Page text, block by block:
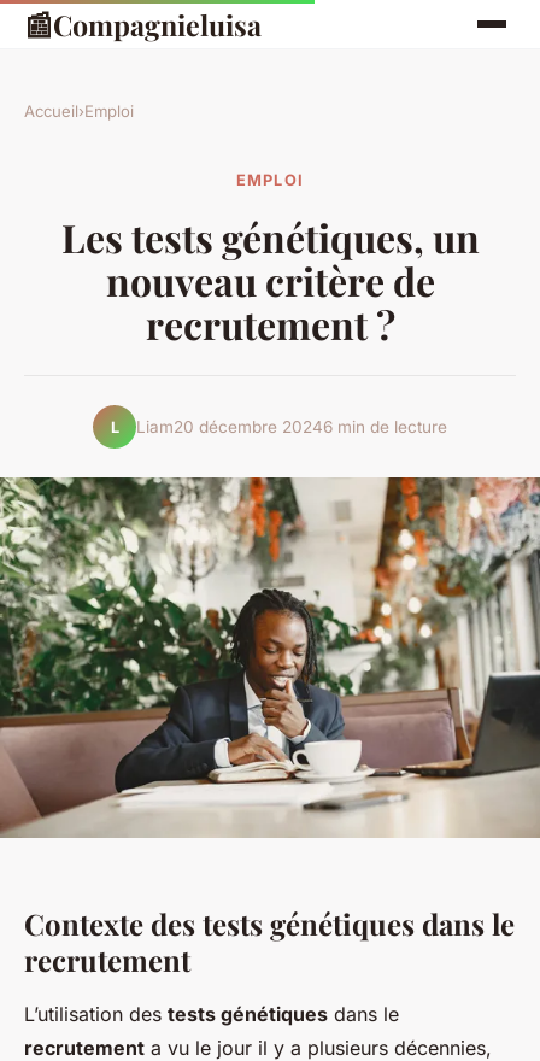
📰Compagnieluisa
Accueil›Emploi
EMPLOI
Les tests génétiques, un
nouveau critère de
recrutement ?
L Liam20 décembre 20246 min de lecture
Contexte des tests génétiques dans le
recrutement
L’utilisation des tests génétiques dans le
recrutement a vu le jour il y a plusieurs décennies,